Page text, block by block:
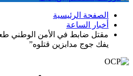
الصفحة الرئيسية
أخبار الساعة
مقتل ضابط في الأمن الوطني
يفك جوج مدابزين قتلوه”